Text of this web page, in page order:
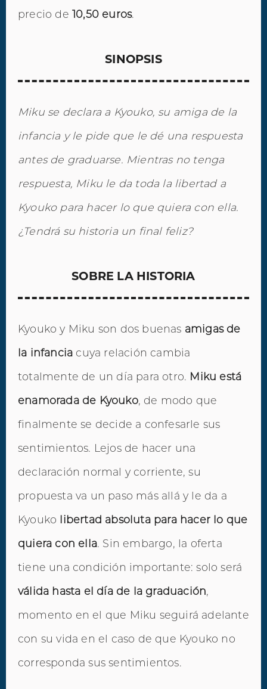
precio de 10,50 euros.
SINOPSIS
Miku se declara a Kyouko, su amiga de la
infancia y le pide que le dé una respuesta
antes de graduarse. Mientras no tenga
respuesta, Miku le da toda la libertad a
Kyouko para hacer lo que quiera con ella.
¿Tendrá su historia un final feliz?
SOBRE LA HISTORIA
Kyouko y Miku son dos buenas amigas de
la infancia cuya relación cambia
totalmente de un día para otro. Miku está
enamorada de Kyouko, de modo que
finalmente se decide a confesarle sus
sentimientos. Lejos de hacer una
declaración normal y corriente, su
propuesta va un paso más allá y le da a
Kyouko libertad absoluta para hacer lo que
quiera con ella. Sin embargo, la oferta
tiene una condición importante: solo será
válida hasta el día de la graduación,
momento en el que Miku seguirá adelante
con su vida en el caso de que Kyouko no
corresponda sus sentimientos.